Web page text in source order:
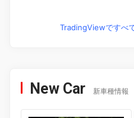
TradingViewですべ
New Car 新車種情報